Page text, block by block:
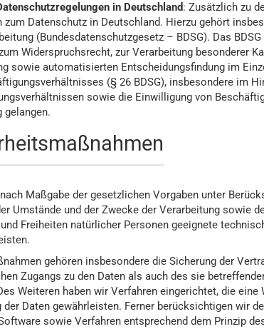
in Deutschland: Zusätzlich zu
zum Datenschutz in Deutschland. Hierzu gehört
(Bundesdatenschutzgesetz – BDSG). Das
Widerspruchsrecht, zur Verarbeitung besonderer
sowie automatisierten Entscheidungsfindung im
(§ 26 BDSG), insbesondere im
sowie die Einwilligung von
gelangen.
Maßgabe der gesetzlichen Vorgaben unter
Umstände und der Zwecke der Verarbeitung sowie
Freiheiten natürlicher Personen geeignete
gehören insbesondere die Sicherung der
Zugangs zu den Daten als auch des sie
Weiteren haben wir Verfahren eingerichtet, die
der Daten gewährleisten. Ferner berücksichtigen wir
sowie Verfahren entsprechend dem Prinzip